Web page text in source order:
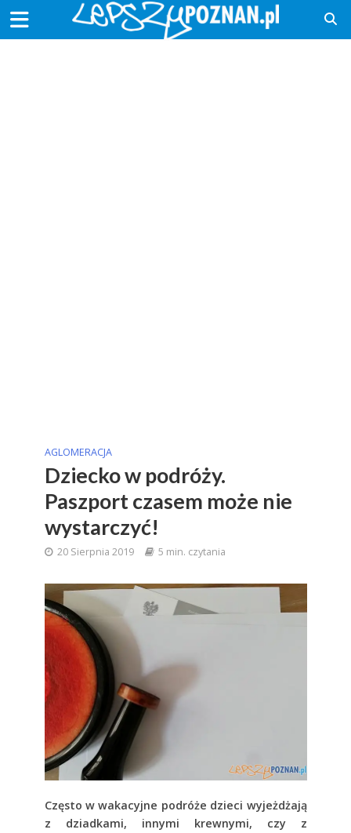
AGLOMERACJA
Dziecko w podróży.
Paszport czasem może nie
wystarczyć!
20 Sierpnia 2019 5 min. czytania
Często w wakacyjne podróże dzieci wyjeżdżają
z dziadkami, innymi krewnymi, czy z